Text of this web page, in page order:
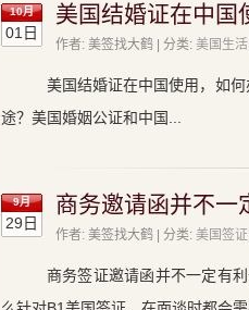
10月
01日
美国结婚证在中国
作者: 美签找大鹤 | 分类: 美国生活
美国结婚证在中国使用，如
途？美国婚姻公证和中国...
9月
29日
商务邀请函并不一
作者: 美签找大鹤 | 分类: 美国签证
商务签证邀请函并不一定有